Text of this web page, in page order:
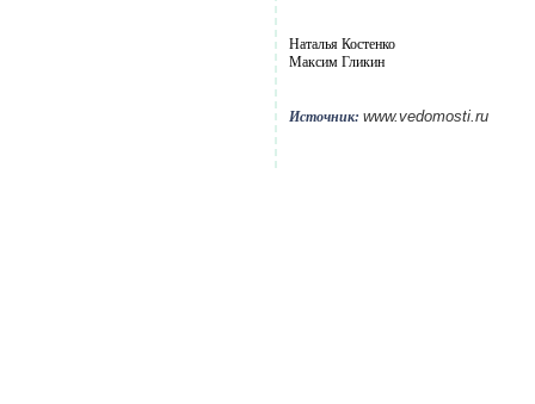
Наталья Костенко
Максим Гликин
Источник: www.vedomosti.ru